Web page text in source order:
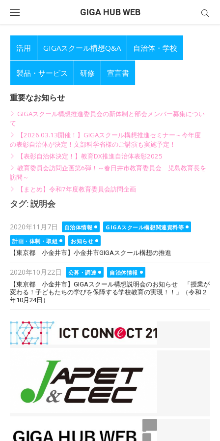
GIGA HUB WEB
活用 GIGAスクール構想Q&A 自治体・学校
製品・サービス 研修 宣言書
重要なお知らせ
GIGAスクール構想推進委員会の新体制と部会メンバー募集につい
て
【2026.03.13開催！】GIGAスクール構想推進セミナー～今年度
の表彰自治体が決定！文部科学省様のご講演も実施予定！
【表彰自治体決定！】教育DX推進自治体表彰2025
教育委員会訪問企画第6弾！～春日井市教育委員会 児島教育長を
訪問～
【まとめ】令和7年度教育委員会訪問企画
タグ: 説明会
Posted
on
2020年11月7日 自治体情報
GIGAスクール構想関連資料等
計画・体制・取組
お知らせ
【東京都 小金井市】小金井市GIGAスクール構想の推進
Posted
on
2020年10月22日 公募・調達
自治体情報
【東京都 小金井市】GIGAスクール構想説明会のお知らせ 「授業が
変わる！子どもたちの学びを保障する学校教育の実現！！」（令和２
年10月24日）